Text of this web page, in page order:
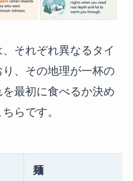
それぞれ異なるタイ
、その地理が一杯の
最初に食べるか決め
らです。
麺